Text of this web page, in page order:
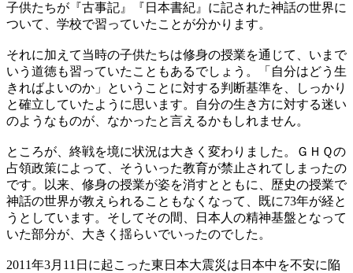
子供たちが『古事記』『日本書紀』に記された神話の世界に
ついて、学校で習っていたことが分かります。
それに加えて当時の子供たちは修身の授業を通じて、いまで
いう道徳も習っていたこともあるでしょう。「自分はどう生
きればよいのか」ということに対する判断基準を、しっかり
と確立していたように思います。自分の生き方に対する迷い
のようなものが、なかったと言えるかもしれません。
ところが、終戦を境に状況は大きく変わりました。ＧＨＱの
占領政策によって、そういった教育が禁止されてしまったの
です。以来、修身の授業が姿を消すとともに、歴史の授業で
神話の世界が教えられることもなくなって、既に73年が経と
うとしています。そしてその間、日本人の精神基盤となって
いた部分が、大きく揺らいでいったのでした。
2011年3月11日に起こった東日本大震災は日本中を不安に陥